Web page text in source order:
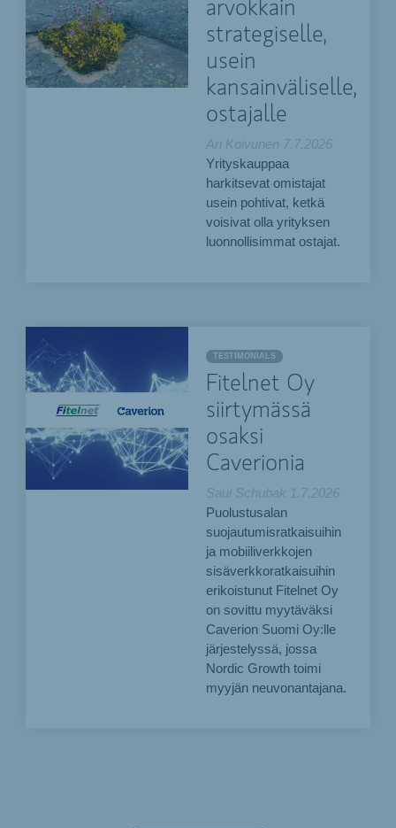
arvokkain
strategiselle,
usein
kansainväliselle,
ostajalle
Ari Koivunen 7.7.2026
Yrityskauppaa
harkitsevat omistajat
usein pohtivat, ketkä
voisivat olla yrityksen
luonnollisimmat ostajat.
TESTIMONIALS
Fitelnet Oy
siirtymässä
osaksi
Caverionia
Saul Schubak
1.7.2026
Puolustusalan
suojautumisratkaisuihin
ja mobiiliverkkojen
sisäverkkoratkaisuihin
erikoistunut Fitelnet Oy
on sovittu myytäväksi
Caverion Suomi Oy:lle
järjestelyssä, jossa
Nordic Growth toimi
myyjän neuvonantajana.